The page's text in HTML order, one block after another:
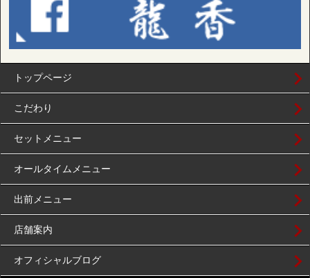
トップページ
こだわり
セットメニュー
オールタイムメニュー
出前メニュー
店舗案内
オフィシャルブログ